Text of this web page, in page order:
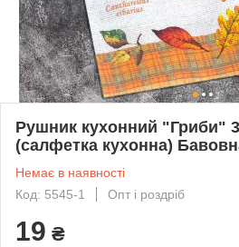
Рушник кухонний "Гриби"
(салфетка кухонна)
Немає в наявності
Код: 5545-1
Опт і роздріб
19 ₴